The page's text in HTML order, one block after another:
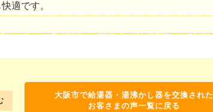
適です。
大阪市で給湯器・湯沸かし器を交換された
お客さまの声一覧に戻る